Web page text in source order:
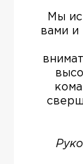
Мы
вами и